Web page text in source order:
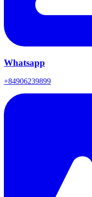
Whatsapp
+84906239899